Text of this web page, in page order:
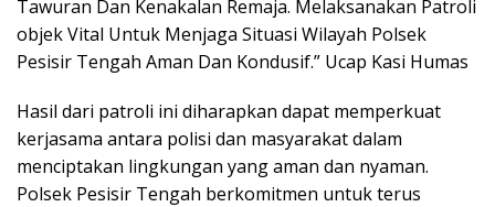
Tawuran Dan Kenakalan Remaja. Melaksanakan Patroli
objek Vital Untuk Menjaga Situasi Wilayah Polsek
Pesisir Tengah Aman Dan Kondusif.” Ucap Kasi Humas
Hasil dari patroli ini diharapkan dapat memperkuat
kerjasama antara polisi dan masyarakat dalam
menciptakan lingkungan yang aman dan nyaman.
Polsek Pesisir Tengah berkomitmen untuk terus